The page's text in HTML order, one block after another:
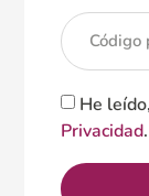
He
Privacidad.